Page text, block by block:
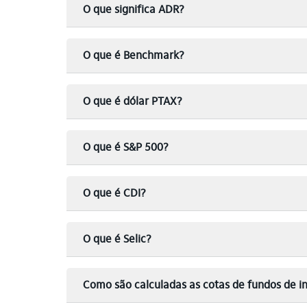
O que significa ADR?
O que é Benchmark?
O que é dólar PTAX?
O que é S&P 500?
O que é CDI?
O que é Selic?
Como são calculadas as cotas de fundos de